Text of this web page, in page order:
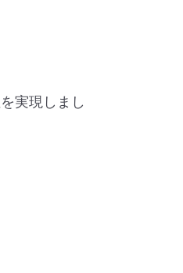
実現しまし